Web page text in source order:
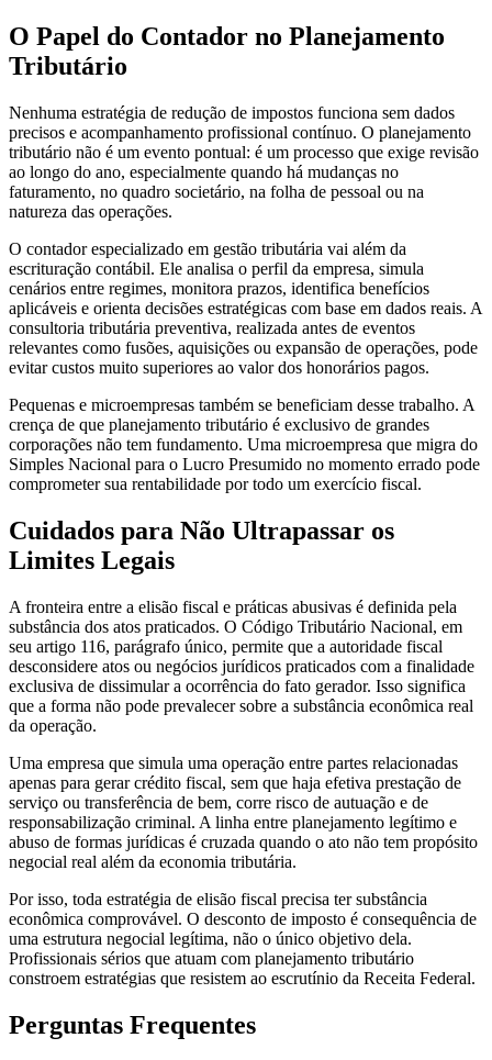
O Papel do Contador no Planejamento
Tributário
Nenhuma estratégia de redução de impostos funciona sem dados
precisos e acompanhamento profissional contínuo. O planejamento
tributário não é um evento pontual: é um processo que exige revisão
ao longo do ano, especialmente quando há mudanças no
faturamento, no quadro societário, na folha de pessoal ou na
natureza das operações.
O contador especializado em gestão tributária vai além da
escrituração contábil. Ele analisa o perfil da empresa, simula
cenários entre regimes, monitora prazos, identifica benefícios
aplicáveis e orienta decisões estratégicas com base em dados reais. A
consultoria tributária preventiva, realizada antes de eventos
relevantes como fusões, aquisições ou expansão de operações, pode
evitar custos muito superiores ao valor dos honorários pagos.
Pequenas e microempresas também se beneficiam desse trabalho. A
crença de que planejamento tributário é exclusivo de grandes
corporações não tem fundamento. Uma microempresa que migra do
Simples Nacional para o Lucro Presumido no momento errado pode
comprometer sua rentabilidade por todo um exercício fiscal.
Cuidados para Não Ultrapassar os
Limites Legais
A fronteira entre a elisão fiscal e práticas abusivas é definida pela
substância dos atos praticados. O Código Tributário Nacional, em
seu artigo 116, parágrafo único, permite que a autoridade fiscal
desconsidere atos ou negócios jurídicos praticados com a finalidade
exclusiva de dissimular a ocorrência do fato gerador. Isso significa
que a forma não pode prevalecer sobre a substância econômica real
da operação.
Uma empresa que simula uma operação entre partes relacionadas
apenas para gerar crédito fiscal, sem que haja efetiva prestação de
serviço ou transferência de bem, corre risco de autuação e de
responsabilização criminal. A linha entre planejamento legítimo e
abuso de formas jurídicas é cruzada quando o ato não tem propósito
negocial real além da economia tributária.
Por isso, toda estratégia de elisão fiscal precisa ter substância
econômica comprovável. O desconto de imposto é consequência de
uma estrutura negocial legítima, não o único objetivo dela.
Profissionais sérios que atuam com planejamento tributário
constroem estratégias que resistem ao escrutínio da Receita Federal.
Perguntas Frequentes